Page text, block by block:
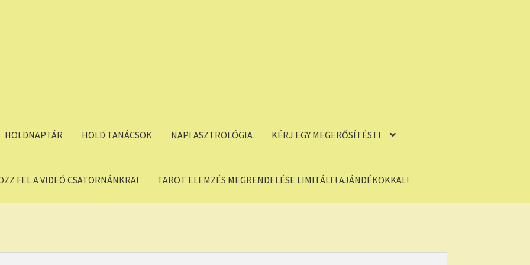
HOLDNAPTÁR HOLD TANÁCSOK NAPI ASZTROLÓGIA KÉRJ EGY MEGERŐSÍTÉST!
FEL A VIDEÓ CSATORNÁNKRA! TAROT ELEMZÉS MEGRENDELÉSE LIMITÁLT! AJÁNDÉKOKKAL!